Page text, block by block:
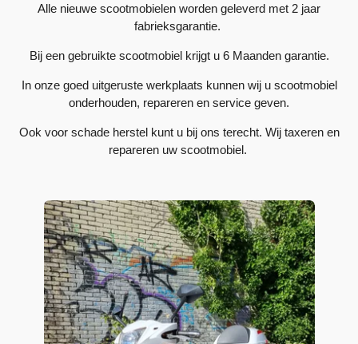
Alle nieuwe scootmobielen worden geleverd met 2 jaar
fabrieksgarantie.
Bij een gebruikte scootmobiel krijgt u 6 Maanden garantie.
In onze goed uitgeruste werkplaats kunnen wij u scootmobiel
onderhouden, repareren en service geven.
Ook voor schade herstel kunt u bij ons terecht. Wij taxeren en
repareren uw scootmobiel.